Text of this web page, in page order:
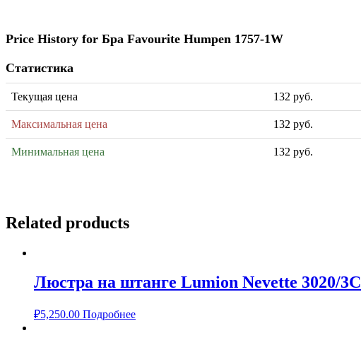
Price History for Бра Favourite Humpen 1757-1W
Статистика
Текущая цена 132 руб.
Максимальная цена 132 руб.
Минимальная цена 132 руб.
Related products
Люстра на штанге Lumion Nevette 3020/3C
₽5,250.00 Подробнее